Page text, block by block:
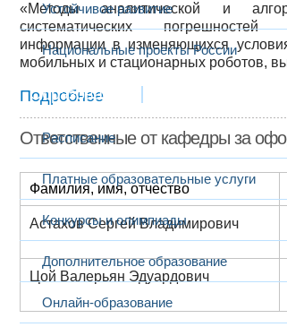
Устойчивое развитие
Национальные проекты России
Образование
Расписание
Платные образовательные услуги
Конкурсы и олимпиады
Дополнительное образование
Онлайн-образование
«Методы аналитической и
систематических погрешностей
информации в изменяющихся
мобильных и стационарных роботов,
Подробнее
Ответственные от кафедры за
Фамилия, имя, отчество
Астахов Сергей Владимирович
Цой Валерьян Эдуардович